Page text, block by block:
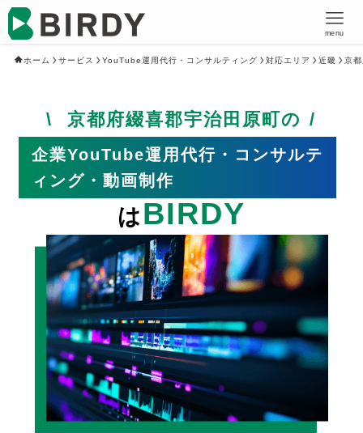
menu
ホーム サービス YouTube運用代行・コンサルティング 対応エリア 近畿 京
京都府綴喜郡宇治田原町の
企業YouTube運用代行・コンサルテ
ィング・動画制作
はBIRDY